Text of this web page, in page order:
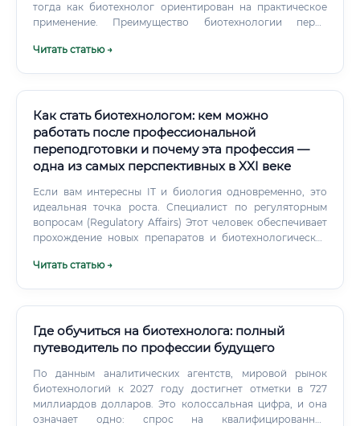
тогда как биотехнолог ориентирован на практическое
применение. Преимущество биотехнологии перед
позиций в индустрии, выше коммерческий потенциал и
Читать статью →
Как стать биотехнологом: кем можно
работать после профессиональной
переподготовки и почему эта профессия —
одна из самых перспективных в XXI веке
Если вам интересны IT и биология одновременно, это
идеальная точка роста. Специалист по регуляторным
вопросам (Regulatory Affairs) Этот человек обеспечивает
прохождение новых препаратов и биотехнологических
регистрации и сертификации. Работа требует знания
Читать статью →
Где обучиться на биотехнолога: полный
путеводитель по профессии будущего
По данным аналитических агентств, мировой рынок
биотехнологий к 2027 году достигнет отметки в 727
миллиардов долларов. Это колоссальная цифра, и она
означает одно: спрос на квалифицированных